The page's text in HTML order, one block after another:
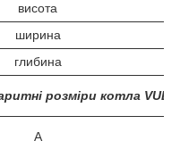
висота
ширина
глибина
розміри котла
A